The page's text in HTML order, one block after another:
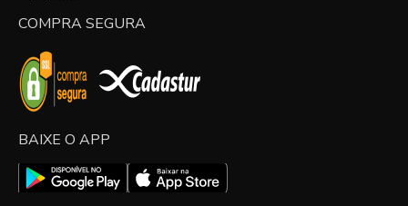
COMPRA SEGURA
BAIXE O APP